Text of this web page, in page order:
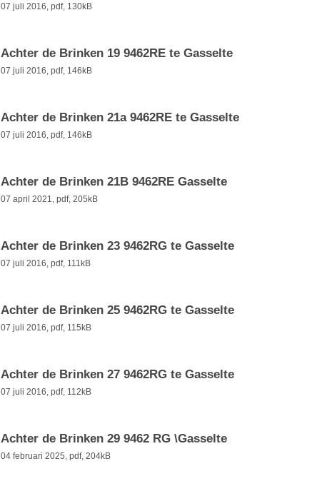
07 juli 2016, pdf, 130kB
Achter de Brinken 19 9462RE te Gasselte
07 juli 2016, pdf, 146kB
Achter de Brinken 21a 9462RE te Gasselte
07 juli 2016, pdf, 146kB
Achter de Brinken 21B 9462RE Gasselte
07 april 2021, pdf, 205kB
Achter de Brinken 23 9462RG te Gasselte
07 juli 2016, pdf, 111kB
Achter de Brinken 25 9462RG te Gasselte
07 juli 2016, pdf, 115kB
Achter de Brinken 27 9462RG te Gasselte
07 juli 2016, pdf, 112kB
Achter de Brinken 29 9462 RG \Gasselte
04 februari 2025, pdf, 204kB